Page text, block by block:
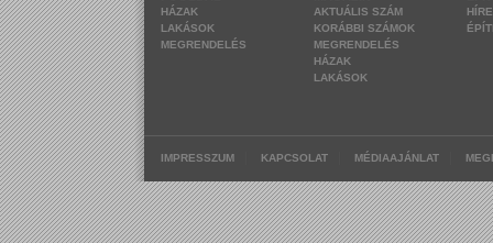
HÁZAK
LAKÁSOK
MEGRENDELÉS
AKTUÁLIS SZÁM
KORÁBBI SZÁMOK
MEGRENDELÉS
HÁZAK
LAKÁSOK
IMPRESSZUM KAPCSOLAT MÉDIAAJÁNLAT